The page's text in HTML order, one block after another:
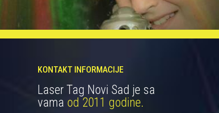
KONTAKT INFORMACIJE
Laser Tag Novi Sad je sa
vama od 2011 godine.